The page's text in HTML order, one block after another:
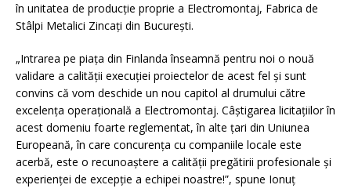
în unitatea de producție proprie a Electromontaj, Fabrica de
Stâlpi Metalici Zincați din București.
„Intrarea pe piața din Finlanda înseamnă pentru noi o nouă
validare a calității execuției proiectelor de acest fel și sunt
convins că vom deschide un nou capitol al drumului către
excelența operațională a Electromontaj. Câștigarea licitațiilor în
acest domeniu foarte reglementat, în alte țari din Uniunea
Europeană, în care concurența cu companiile locale este
acerbă, este o recunoaștere a calității pregătirii profesionale și
experienței de excepție a echipei noastre!”, spune Ionuț